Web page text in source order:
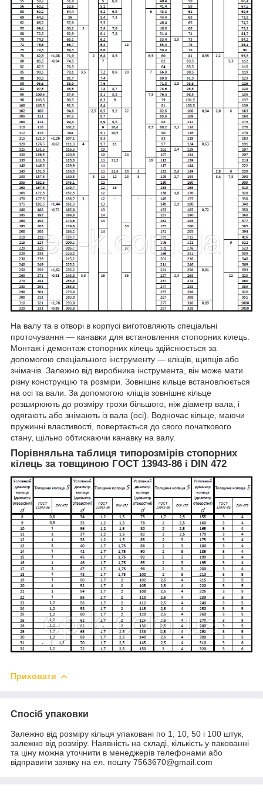
На валу та в отворі в корпусі виготовляють спеціальні
проточування — канавки для встановлення стопорних кілець.
Монтаж і демонтаж стопорних кілець здійснюється за
допомогою спеціального інструменту — кліщів, щипців або
знімачів. Залежно від виробника інструмента, він може мати
різну конструкцію та розміри. Зовнішнє кільце встановлюється
на осі та вали. За допомогою кліщів зовнішнє кільце
розширюють до розміру трохи більшого, ніж діаметр вала, і
одягають або знімають із вала (осі). Водночас кільце, маючи
пружинні властивості, повертається до свого початкового
стану, щільно обтискаючи канавку на валу.
Порівняльна таблиця типорозмірів стопорних
кілець за товщиною ГОСТ 13943-86 і DIN 472
Приховати
Спосіб упаковки
Залежно від розміру кільця упаковані по 1, 10, 50 і 100 штук,
залежно від розміру. Наявність на складі, кількість у пакованні
та ціну можна уточнити в менеджерів телефонами або
відправити заявку на ел. пошту 7563670@gmail.com